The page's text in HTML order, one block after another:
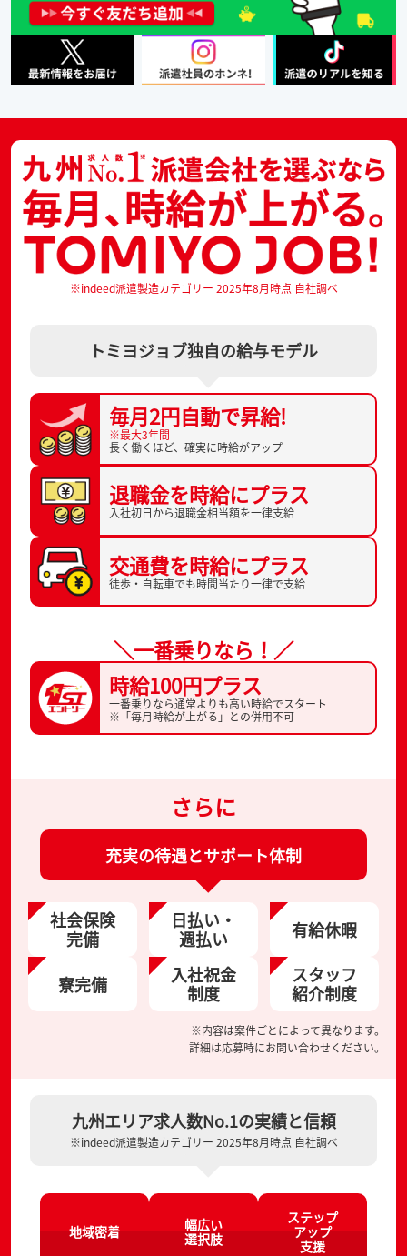
※indeed派遣製造カテゴリー 2025年8月時点 自社調べ
トミヨジョブ独自の給与モデル
毎月2円自動で昇給!
※最大3年間
長く働くほど、 確実に時給がアップ
退職金を時給にプラス
入社初日から退職金相当額を一律支給
交通費を時給にプラス
徒歩・自転車でも時間当たり一律で支給
＼一番乗りなら！／
時給100円プラス
一番乗りなら通常よりも高い時給でスタート
※「毎月時給が上がる」との併用不可
さらに
充実の待遇とサポート体制
社会保険
完備
日払い・
週払い 有給休暇
寮完備 入社祝金
制度
スタッフ
紹介制度
※内容は案件ごとによって異なります。
詳細は応募時にお問い合わせください。
九州エリア求人数No.1の実績と信頼
※indeed派遣製造カテゴリー 2025年8月時点 自社調べ
地域密着
幅広い
選択肢
ステップ
アップ
支援